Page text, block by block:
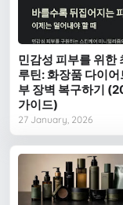
민감성 피부를 위한
루틴: 화장품 다이어
부 장벽 복구하기
가이드)
27 January, 2026